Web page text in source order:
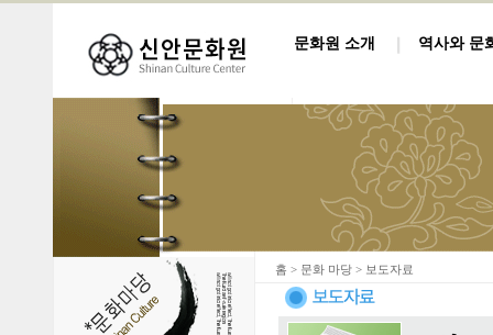
문화원 소개 역사와 문
홈 > 문화 마당 > 보도자료